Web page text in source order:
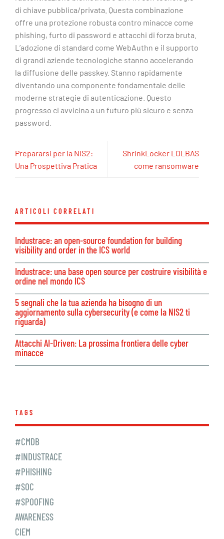
di chiave pubblica/privata. Questa combinazione
offre una protezione robusta contro minacce come
phishing, furto di password e attacchi di forza bruta.
L’adozione di standard come WebAuthn e il supporto
di grandi aziende tecnologiche stanno accelerando
la diffusione delle passkey. Stanno rapidamente
diventando una componente fondamentale delle
moderne strategie di autenticazione. Questo
progresso ci avvicina a un futuro più sicuro e senza
password.
Prepararsi per la NIS2:
Una Prospettiva Pratica
ShrinkLocker LOLBAS
come ransomware
ARTICOLI CORRELATI
Industrace: an open-source foundation for building
visibility and order in the ICS world
Industrace: una base open source per costruire visibilità e
ordine nel mondo ICS
5 segnali che la tua azienda ha bisogno di un
aggiornamento sulla cybersecurity (e come la NIS2 ti
riguarda)
Attacchi AI-Driven: La prossima frontiera delle cyber
minacce
TAGS
#CMDB
#INDUSTRACE
#PHISHING
#SOC
#SPOOFING
AWARENESS
CIEM